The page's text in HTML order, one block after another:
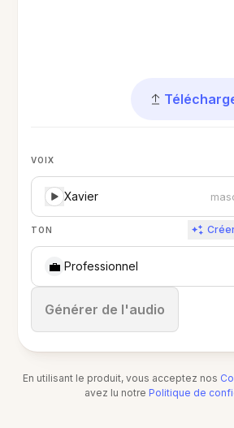
VOIX
Xavier
TON
💼 Professionnel
Générer de l'audio
Arrêter
En utilisant le produit, vous acceptez nos
avez lu notre Politique de